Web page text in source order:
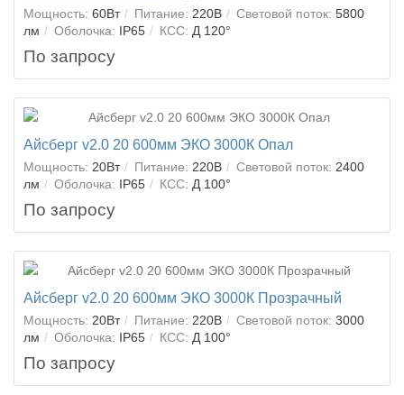
Мощность: 60Вт Питание: 220В Световой поток: 5800
лм
Оболочка: IP65 КСС: Д 120°
По запросу
Айсберг v2.0 20 600мм ЭКО 3000К Опал
Мощность: 20Вт Питание: 220В Световой поток: 2400
лм
Оболочка: IP65 КСС: Д 100°
По запросу
Айсберг v2.0 20 600мм ЭКО 3000К Прозрачный
Мощность: 20Вт Питание: 220В Световой поток: 3000
лм
Оболочка: IP65 КСС: Д 100°
По запросу